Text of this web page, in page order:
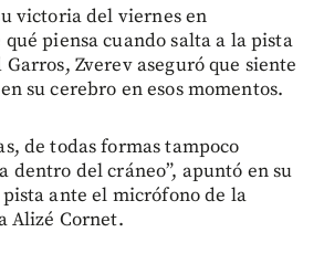
victoria del viernes en
piensa cuando salta a la pista
Zverev aseguró que siente
su cerebro en esos momentos.
de todas formas tampoco
dentro del cráneo”, apuntó en su
ante el micrófono de la
Alizé Cornet.